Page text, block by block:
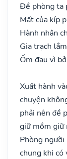
Đề phòng ta
Mất của kíp
Hành nhân
Gia trạch
Ốm đau vì
Xuất hành
chuyện
phải nên đề
giữ mồm giữ
Phòng
chung khi có